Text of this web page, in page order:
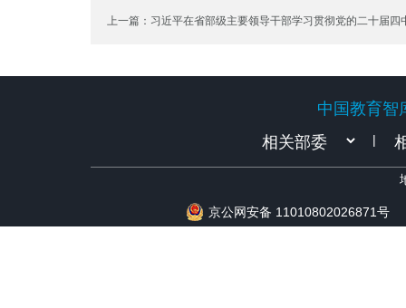
上一篇：习近平在省部级主要领导干部学习贯彻党的二十届四
中国教育智
|
京公网安备 11010802026871号